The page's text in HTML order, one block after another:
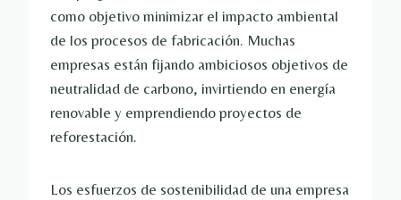
como objetivo minimizar el impacto ambiental
de los procesos de fabricación. Muchas
empresas están fijando ambiciosos objetivos de
neutralidad de carbono, invirtiendo en energía
renovable y emprendiendo proyectos de
reforestación.
Los esfuerzos de sostenibilidad de una empresa